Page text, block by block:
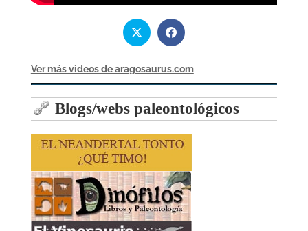
Ver más videos de aragosaurus.com
Blogs/webs paleontológicos